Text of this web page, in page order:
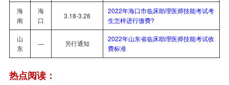
海
南
海
口
3.18-3.28
2022年海口市临床助理医师技能考试考
生怎样进行缴费?
山
东
— 另行通知
2022年山东省临床助理医师技能考试收
费标准
热点阅读：